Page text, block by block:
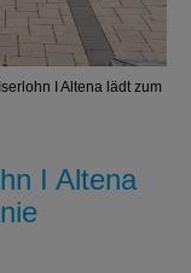
I Altena lädt zum
I Altena